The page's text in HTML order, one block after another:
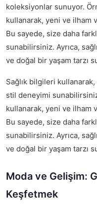
koleksiyonlar sunuyor.
kullanarak, yeni ve ilham
Bu sayede, size daha
sunabilirsiniz. Ayrıca,
ve doğal bir yaşam tarzı
Sağlık bilgileri
stil deneyimi
kullanarak, yeni ve ilham
Bu sayede, size daha
sunabilirsiniz. Ayrıca,
ve doğal bir yaşam tarzı
Moda ve Gelişim:
Keşfetmek